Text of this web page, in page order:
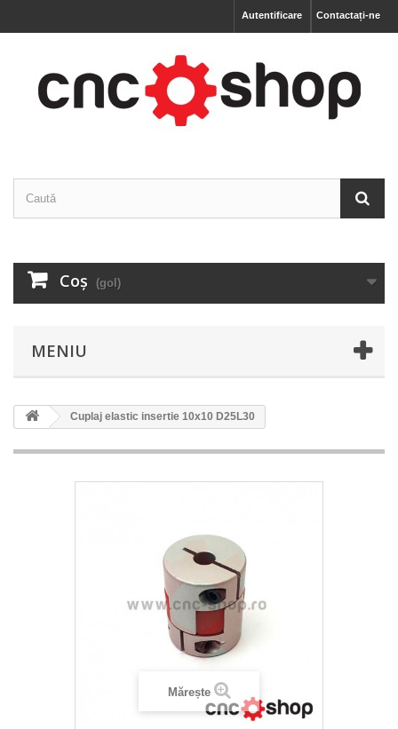
Contactați-ne
Autentificare
Coş (gol)
MENIU
Cuplaj elastic insertie 10x10 D25L30
Mărește